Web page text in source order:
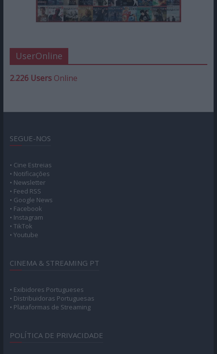
UserOnline
2.226 UsersOnline
SEGUE-NOS
• Cine Estreias
• Notificações
• Newsletter
• Feed RSS
• Google News
• Facebook
• Instagram
• TikTok
• Youtube
CINEMA & STREAMING PT
• Exibidores Portugueses
• Distribuidoras Portuguesas
• Plataformas de Streaming
POLÍTICA DE PRIVACIDADE